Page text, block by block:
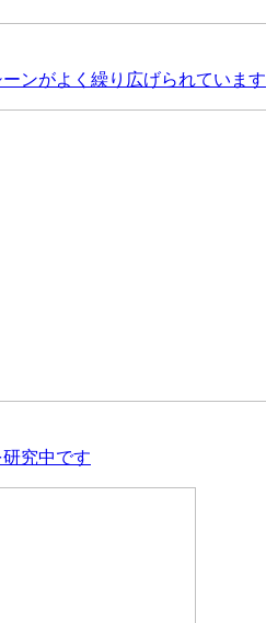
ンがよく繰り広げられています
究中です